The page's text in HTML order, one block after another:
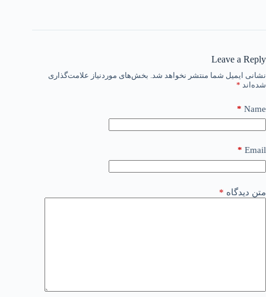
Leave a Reply
نشانی ایمیل شما منتشر نخواهد شد. بخش‌های موردنیاز علامت‌گذاری
شده‌اند *
Name
*
Email
*
متن دیدگاه *